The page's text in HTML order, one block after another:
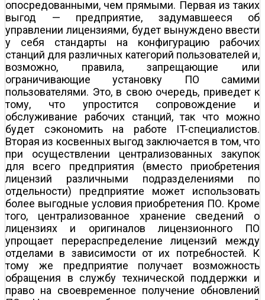
опосредованными, чем прямыми. Первая из таких
выгод — предприятие, задумавшееся об
управлении лицензиями, будет вынуждено ввести
у себя стандарты на конфигурацию рабочих
станций для различных категорий пользователей и,
возможно, правила, запрещающие или
ограничивающие установку ПО самими
пользователями. Это, в свою очередь, приведет к
тому, что упростится сопровождение и
обслуживание рабочих станций, так что можно
будет сэкономить на работе IT-специалистов.
Вторая из косвенных выгод заключается в том, что
при осуществлении централизованных закупок
для всего предприятия (вместо приобретения
лицензий различными подразделениями по
отдельности) предприятие может использовать
более выгодные условия приобретения ПО. Кроме
того, централизованное хранение сведений о
лицензиях и оригиналов лицензионного ПО
упрощает перераспределение лицензий между
отделами в зависимости от их потребностей. К
тому же предприятие получает возможность
обращения в службу технической поддержки и
право на своевременное получение обновлений